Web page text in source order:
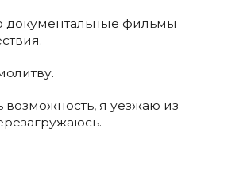
фильмы
возможность, я уезжаю из